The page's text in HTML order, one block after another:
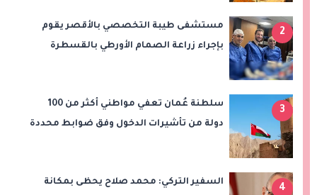
2
مستشفى طيبة التخصصي بالأقصر يقوم
بإجراء زراعة الصمام الأورطي بالقسطرة
3
سلطنة عُمان تعفي مواطني أكثر من 100
دولة من تأشيرات الدخول وفق ضوابط محددة
4
السفير التركي: محمد صلاح يحظى بمكانة